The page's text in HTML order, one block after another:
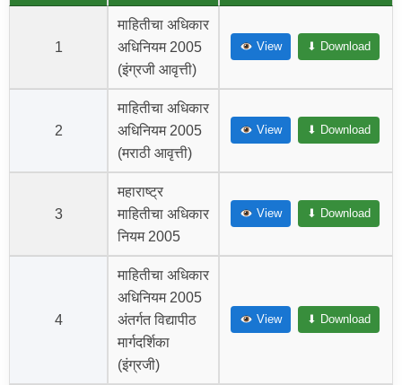
1
माहितीचा अधिकार
अधिनियम 2005
(इंग्रजी आवृत्ती)
View ⬇ Download
2
माहितीचा अधिकार
अधिनियम 2005
(मराठी आवृत्ती)
View ⬇ Download
3
महाराष्ट्र
माहितीचा अधिकार
नियम 2005
View ⬇ Download
4
माहितीचा अधिकार
अधिनियम 2005
अंतर्गत विद्यापीठ
मार्गदर्शिका
(इंग्रजी)
View ⬇ Download